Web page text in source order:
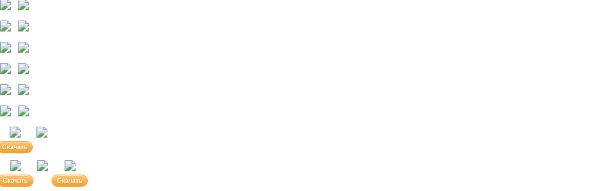
Скачать
Скачать Скачать